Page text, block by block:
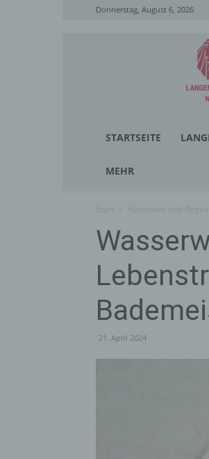
Donnerstag, August 6, 2026
STARTSEITE
MEHR
21. April 2024